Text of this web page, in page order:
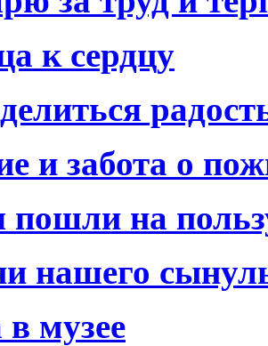
к сердцу
и забота о
пошли на
нашего
в музее